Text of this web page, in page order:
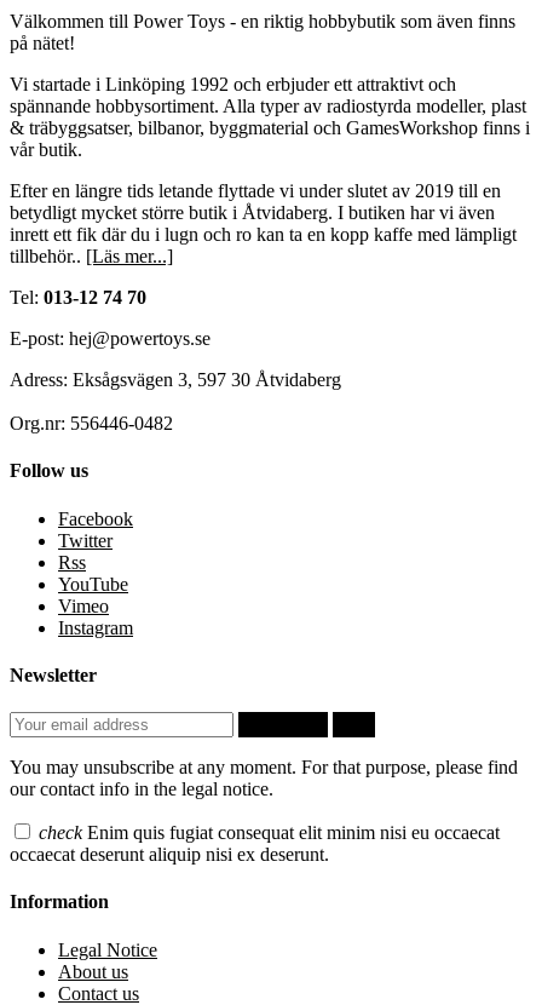
Välkommen till Power Toys - en riktig hobbybutik som även finns
på nätet!
Vi startade i Linköping 1992 och erbjuder ett attraktivt och
spännande hobbysortiment. Alla typer av radiostyrda modeller, plast
& träbyggsatser, bilbanor, byggmaterial och GamesWorkshop finns i
vår butik.
Efter en längre tids letande flyttade vi under slutet av 2019 till en
betydligt mycket större butik i Åtvidaberg. I butiken har vi även
inrett ett fik där du i lugn och ro kan ta en kopp kaffe med lämpligt
tillbehör.. [Läs mer...]
Tel: 013-12 74 70
E-post: hej@powertoys.se
Adress: Eksågsvägen 3, 597 30 Åtvidaberg
Org.nr: 556446-0482
Follow us
Facebook
Twitter
Rss
YouTube
Vimeo
Instagram
Newsletter
You may unsubscribe at any moment. For that purpose, please find
our contact info in the legal notice.
check Enim quis fugiat consequat elit minim nisi eu occaecat
occaecat deserunt aliquip nisi ex deserunt.
Information
Legal Notice
About us
Contact us